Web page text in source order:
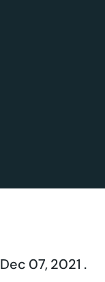
Dec 07, 2021 .